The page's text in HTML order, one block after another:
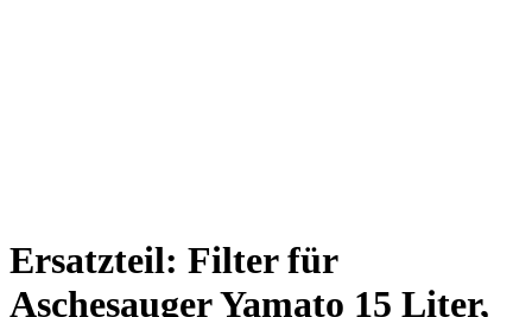
Ersatzteil: Filter für
Aschesauger Yamato 15 Liter,